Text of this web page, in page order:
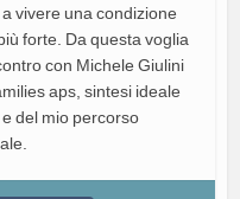
vivere una condizione
forte. Da questa voglia
con Michele Giulini
aps, sintesi ideale
del mio percorso